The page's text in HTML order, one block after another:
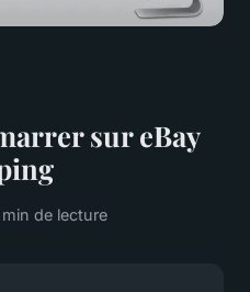
sur eBay
de lecture